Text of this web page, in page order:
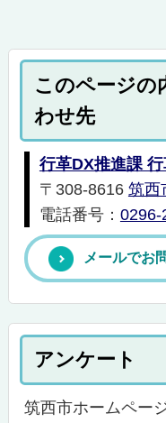
このページの
わせ先
行革DX推進課
〒308-8616 筑西
電話番号： 0296-
メールでお
アンケート
筑西市ホームペー